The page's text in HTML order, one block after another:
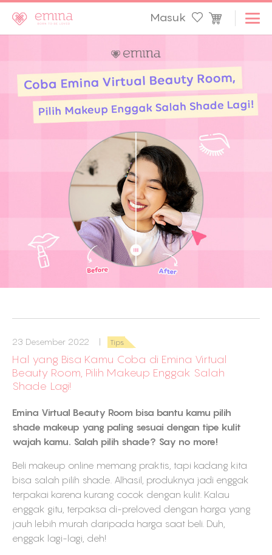
Masuk
23 Desember 2022 | Tips
Hal yang Bisa Kamu Coba di Emina Virtual
Beauty Room, Pilih Makeup Enggak Salah
Shade Lagi!
Emina Virtual Beauty Room bisa bantu kamu pilih
shade makeup yang paling sesuai dengan tipe kulit
wajah kamu. Salah pilih shade? Say no more!
Beli makeup online memang praktis, tapi kadang kita
bisa salah pilih shade. Alhasil, produknya jadi enggak
terpakai karena kurang cocok dengan kulit. Kalau
enggak gitu, terpaksa di-preloved dengan harga yang
jauh lebih murah daripada harga saat beli. Duh,
enggak lagi-lagi, deh!